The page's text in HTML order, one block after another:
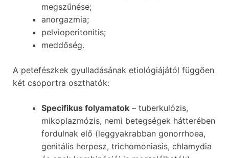
megszűnése;
anorgazmia;
pelvioperitonitis;
meddőség.
A petefészkek gyulladásának etiológiájától függően
két csoportra oszthatók:
Specifikus folyamatok – tuberkulózis,
mikoplazmózis, nemi betegségek hátterében
fordulnak elő (leggyakrabban gonorrhoea,
genitális herpesz, trichomoniasis, chlamydia